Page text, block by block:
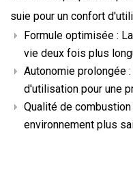
suie pour un confort
Formule optimisée :
vie deux fois plus
Autonomie prolongée
d'utilisation pour une
Qualité de
environnement plus